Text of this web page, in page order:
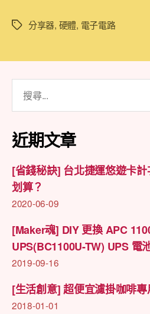
標
分享器, 硬體, 電子電路
關
鍵
字:
近期文章
[省錢秘訣] 台北捷運悠遊卡
划算？
2020-06-09
[Maker魂] DIY 更換 APC
UPS(BC1100U-TW) UPS 電
2019-09-16
[生活創意] 超便宜濾掛咖啡
2018-01-01